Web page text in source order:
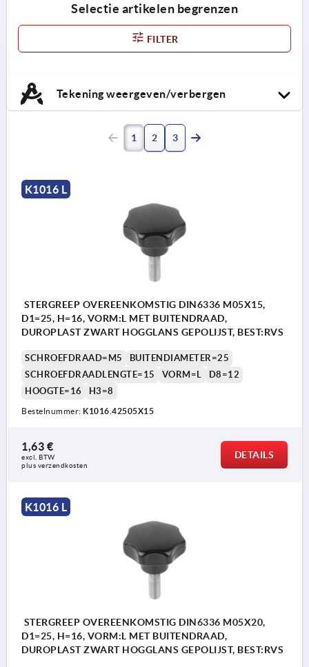
Selectie artikelen begrenzen
FILTER
Tekening weergeven/verbergen
1 2 3
K1016 L
STERGREEP OVEREENKOMSTIG DIN6336 M05X15,
D1=25, H=16, VORM:L MET BUITENDRAAD,
DUROPLAST ZWART HOGGLANS GEPOLIJST, BEST:RVS
SCHROEFDRAAD=M5
BUITENDIAMETER=25
SCHROEFDRAADLENGTE=15
VORM=L
D8=12
HOOGTE=16
H3=8
Bestelnummer: K1016.42505X15
1,63 €
excl. BTW
plus verzendkosten
DETAILS
K1016 L
STERGREEP OVEREENKOMSTIG DIN6336 M05X20,
D1=25, H=16, VORM:L MET BUITENDRAAD,
DUROPLAST ZWART HOGGLANS GEPOLIJST, BEST:RVS